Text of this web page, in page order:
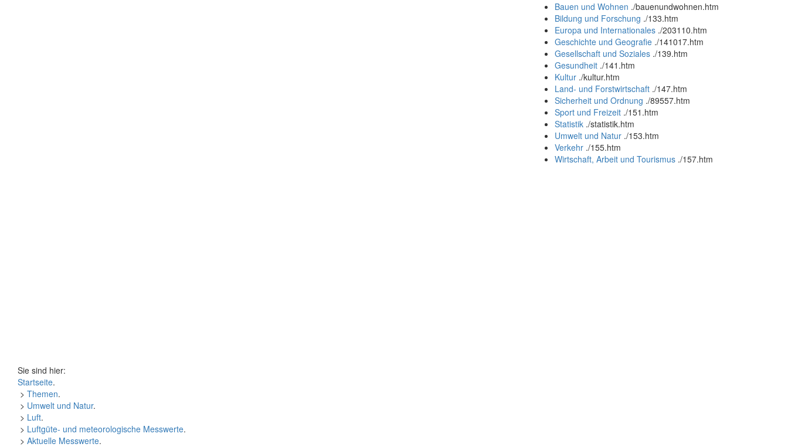
Bauen und Wohnen ./bauenundwohnen.htm
Bildung und Forschung ./133.htm
Europa und Internationales ./203110.htm
Geschichte und Geografie ./141017.htm
Gesellschaft und Soziales ./139.htm
Gesundheit ./141.htm
Kultur ./kultur.htm
Land- und Forstwirtschaft ./147.htm
Sicherheit und Ordnung ./89557.htm
Sport und Freizeit ./151.htm
Statistik ./statistik.htm
Umwelt und Natur ./153.htm
Verkehr ./155.htm
Wirtschaft, Arbeit und Tourismus ./157.htm
Sie sind hier:
Startseite.
> Themen.
> Umwelt und Natur.
> Luft.
> Luftgüte- und meteorologische Messwerte.
> Aktuelle Messwerte.